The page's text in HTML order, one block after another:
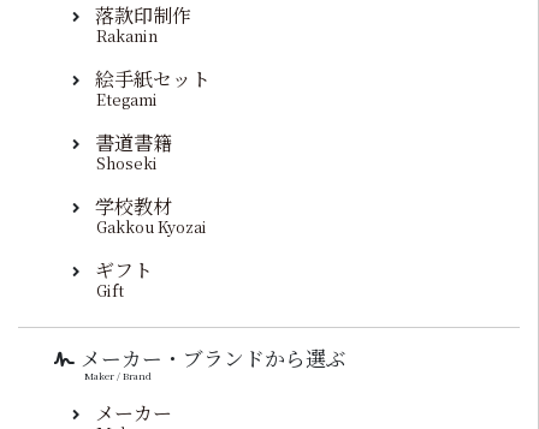
落款印制作
Rakanin
絵手紙セット
Etegami
書道書籍
Shoseki
学校教材
Gakkou Kyozai
ギフト
Gift
メーカー・ブランドから選ぶ
Maker / Brand
メーカー